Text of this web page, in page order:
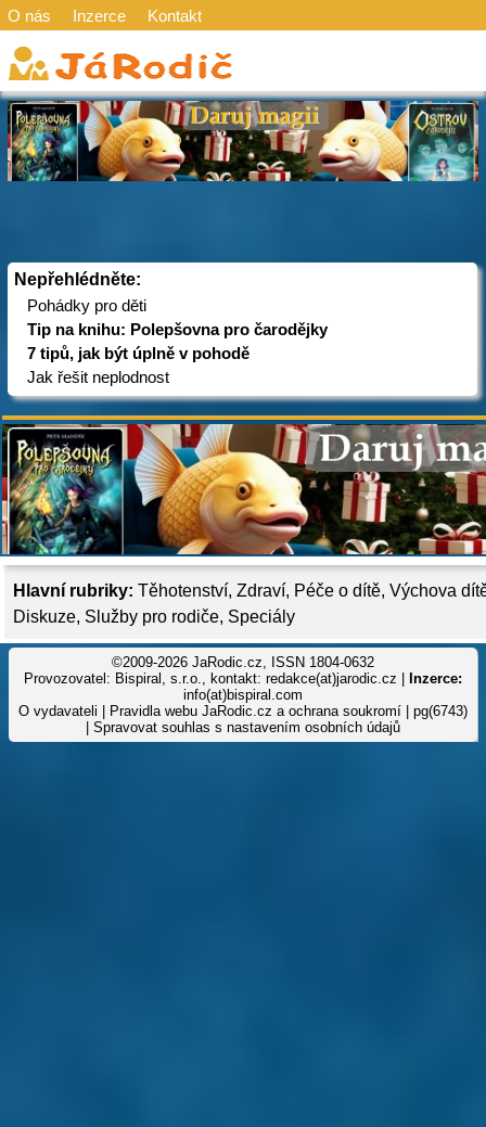
O nás Inzerce Kontakt
Nepřehlédněte:
Pohádky pro děti
Tip na knihu: Polepšovna pro čarodějky
7 tipů, jak být úplně v pohodě
Jak řešit neplodnost
Hlavní rubriky: Těhotenství, Zdraví, Péče o dítě, Výchova
Diskuze, Služby pro rodiče, Speciály
©2009-2026 JaRodic.cz, ISSN 1804-0632
Provozovatel: Bispiral, s.r.o., kontakt: redakce(at)jarodic.cz |
Inzerce:
info(at)bispiral.com
O vydavateli
Pravidla webu JaRodic.cz a ochrana soukromí | pg(6743)
Spravovat souhlas s nastavením osobních údajů